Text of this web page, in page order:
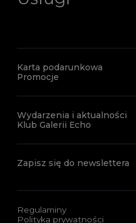
Karta podarunkowa
Promocje
Wydarzenia i aktualności
Klub Galerii Echo
Zapisz się do newslettera
Regulaminy
Polityka prywatności